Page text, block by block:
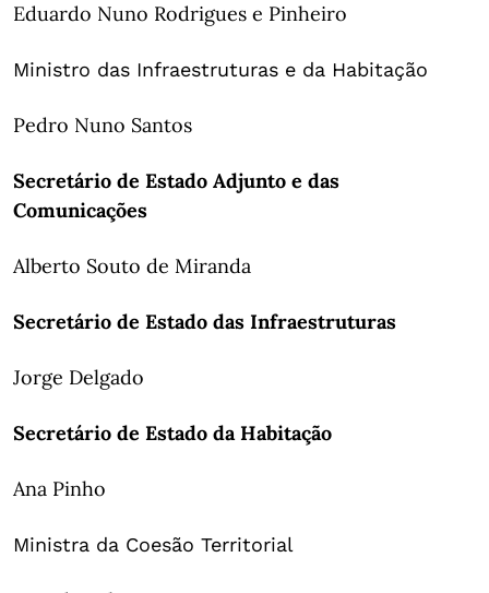
Eduardo Nuno Rodrigues e Pinheiro
Ministro das Infraestruturas e da Habitação
Pedro Nuno Santos
Secretário de Estado Adjunto e das
Comunicações
Alberto Souto de Miranda
Secretário de Estado das Infraestruturas
Jorge Delgado
Secretário de Estado da Habitação
Ana Pinho
Ministra da Coesão Territorial